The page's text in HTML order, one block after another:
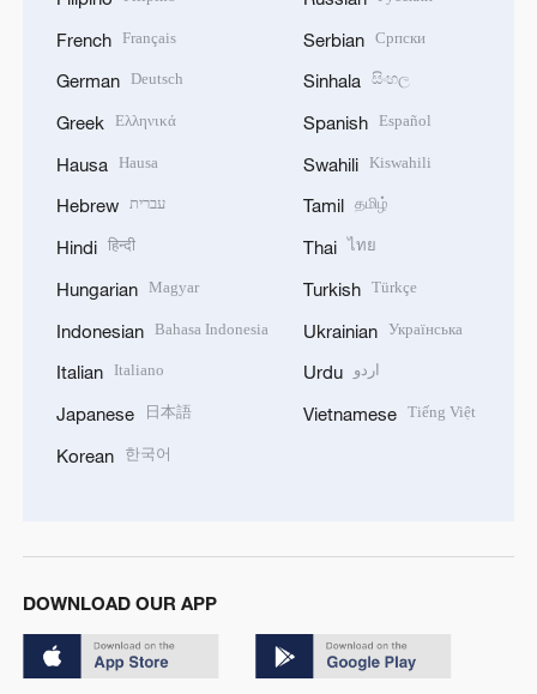
French Français
German Deutsch
Greek Ελληνικά
Hausa Hausa
Hebrew עברית
Hindi हिन्दी
Hungarian Magyar
Indonesian Bahasa Indonesia
Italian Italiano
Japanese 日本語
Korean 한국어
Serbian Српски
Sinhala සිංහල
Spanish Español
Swahili Kiswahili
Tamil தமிழ்
Thai ไทย
Turkish Türkçe
Ukrainian Українська
Urdu اردو
Vietnamese Tiếng Việt
DOWNLOAD OUR APP